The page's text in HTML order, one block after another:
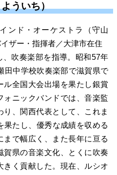
ういち）
ンド・オーケストラ（守山
ザー・指揮者／大津市在住
吹奏楽部を指導。昭和57年
田中学校吹奏楽部で滋賀県で
ル全国大会出場を果たし銀賞
ォニックバンドでは、音楽監
、関西代表として、これま
果たし、優秀な成績を収める
まで幅広く、また長年に亘る
賀県の音楽文化、とくに吹奏
く貢献した。現在、ルシオ